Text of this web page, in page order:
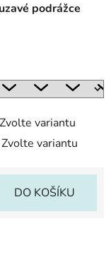
podrážce
Zvolte variantu
Zvolte variantu
DO KOŠÍKU